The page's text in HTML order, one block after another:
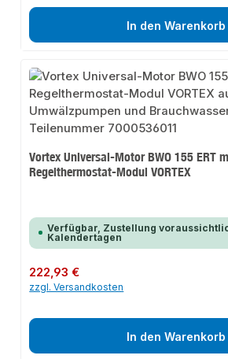
In den Warenkorb
Vortex Universal-Motor BWO 155 ERT
Regelthermostat-Modul VORTEX
Verfügbar, Zustellung
Kalendertagen
Regulärer Preis:
222,93 €
zzgl. Versandkosten
In den Warenkorb